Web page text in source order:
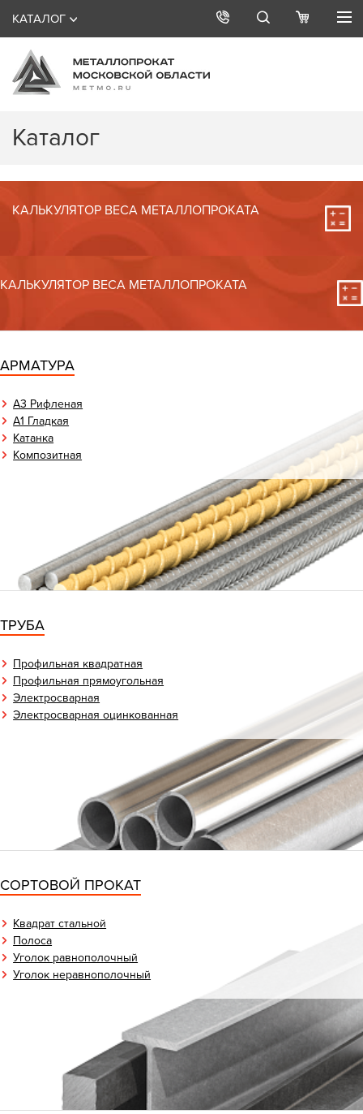
КАТАЛОГ
Каталог
КАЛЬКУЛЯТОР ВЕСА МЕТАЛЛОПРОКАТА
КАЛЬКУЛЯТОР ВЕСА МЕТАЛЛОПРОКАТА
АРМАТУРА
А3 Рифленая
А1 Гладкая
Катанка
Композитная
ТРУБА
Профильная квадратная
Профильная прямоугольная
Электросварная
Электросварная оцинкованная
СОРТОВОЙ ПРОКАТ
Квадрат стальной
Полоса
Уголок равнополочный
Уголок неравнополочный